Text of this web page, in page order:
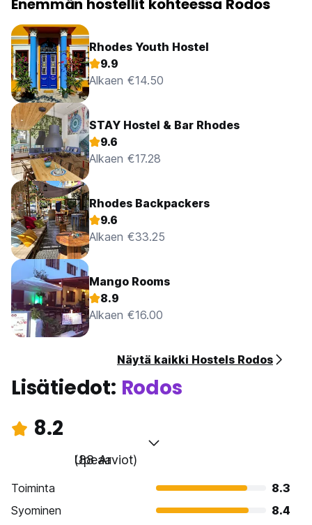
Enemmän hostellit kohteessa Rodos
Rhodes Youth Hostel
9.9
Alkaen €14.50
STAY Hostel & Bar Rhodes
9.6
Alkaen €17.28
Rhodes Backpackers
9.6
Alkaen €33.25
Mango Rooms
8.9
Alkaen €16.00
Näytä kaikki Hostels Rodos
Lisätiedot: Rodos
8.2
Upeaa
(88 Arviot)
Toiminta
8.3
Syominen
8.4